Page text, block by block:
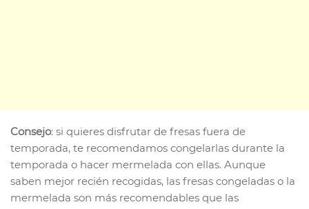
Consejo: si quieres disfrutar de fresas fuera de
temporada, te recomendamos congelarlas durante la
temporada o hacer mermelada con ellas. Aunque
saben mejor recién recogidas, las fresas congeladas o la
mermelada son más recomendables que las